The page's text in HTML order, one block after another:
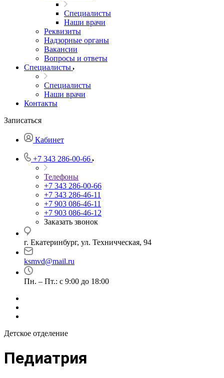
Специалисты
Наши врачи
Реквизиты
Надзорные органы
Вакансии
Вопросы и ответы
Специалисты
Специалисты
Наши врачи
Контакты
Записаться
Кабинет
+7 343 286-00-66
Телефоны
+7 343 286-00-66
+7 343 286-46-11
+7 903 086-46-11
+7 903 086-46-12
Заказать звонок
г. Екатеринбург, ул. Техничческая, 94
ksmvd@mail.ru
Пн. – Пт.: с 9:00 до 18:00
Детское отделение
Педиатрия